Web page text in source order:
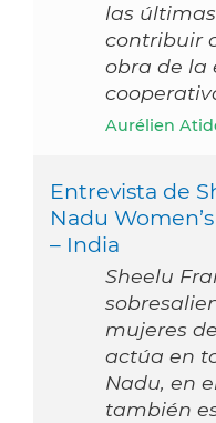
las
contribuir
obra de la
Aurélien
Entrevista de
Nadu
– India
Sheelu
mujeres
actúa en
Nadu, en
también